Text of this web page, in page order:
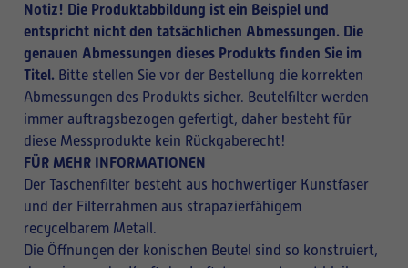
Notiz! Die Produktabbildung ist ein Beispiel und
entspricht nicht den tatsächlichen Abmessungen. Die
genauen Abmessungen dieses Produkts finden Sie im
Titel. Bitte stellen Sie vor der Bestellung die korrekten
Abmessungen des Produkts sicher. Beutelfilter werden
immer auftragsbezogen gefertigt, daher besteht für
diese Messprodukte kein Rückgaberecht!
FÜR MEHR INFORMATIONEN
Der Taschenfilter besteht aus hochwertiger Kunstfaser
und der Filterrahmen aus strapazierfähigem
recycelbarem Metall.
Die Öffnungen der konischen Beutel sind so konstruiert,